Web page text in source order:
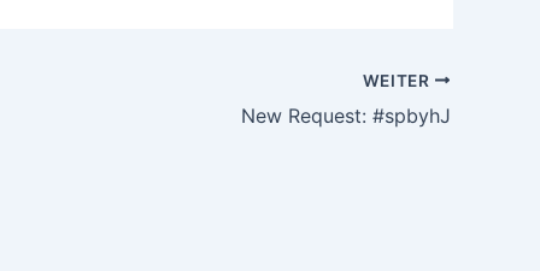
WEITER
New Request: #spbyhJ